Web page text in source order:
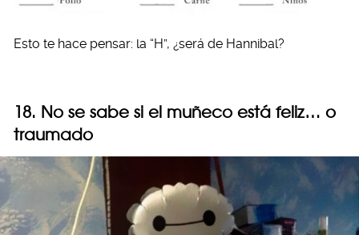
Esto te hace pensar: la “H”, ¿será de Hannibal?
18. No se sabe si el muñeco está feliz… o
traumado